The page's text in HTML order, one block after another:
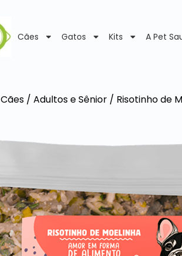
Cães Gatos Kits A Pet
Cães / Adultos e Sênior / Risotinho de